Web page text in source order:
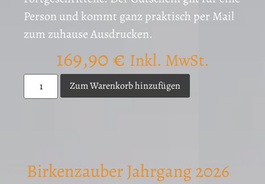
Person und kommt ganz praktisch per Mail
zum zuhause Ausdrucken.
169,90€ Inkl. MwSt.
Zum Warenkorb hinzufügen
Birkenzauber Jahrgang 2026